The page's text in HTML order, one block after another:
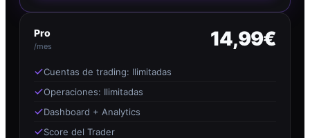
Pro
/mes 14,99€
Cuentas de trading: Ilimitadas
Operaciones: Ilimitadas
Dashboard + Analytics
Score del Trader